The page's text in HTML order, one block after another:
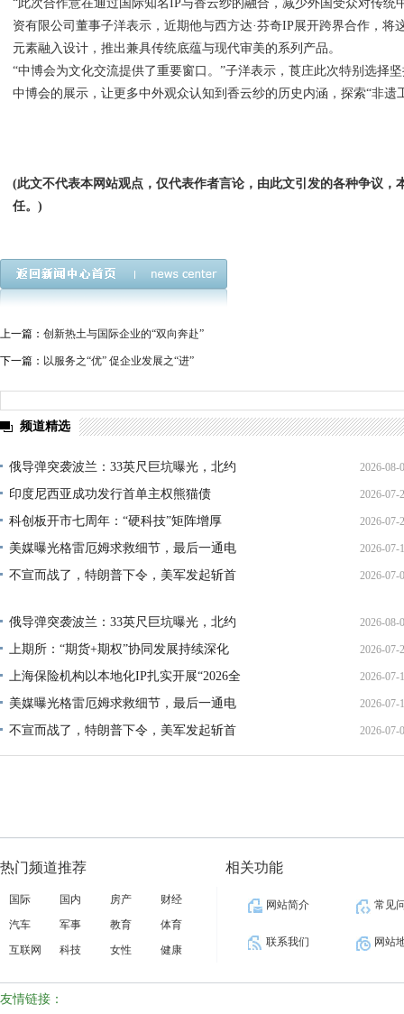
“此次合作意在通过国际知名IP与香云纱的融合，减少外国受众对传统
资有限公司董事子洋表示，近期他与西方达·芬奇IP展开跨界合作，将
元素融入设计，推出兼具传统底蕴与现代审美的系列产品。
“中博会为文化交流提供了重要窗口。”子洋表示，莨庄此次特别选择
中博会的展示，让更多中外观众认知到香云纱的历史内涵，探索“非遗
(此文不代表本网站观点，仅代表作者言论，由此文引发的各种争议，
任。)
上一篇： 创新热土与国际企业的“双向奔赴”
下一篇： 以服务之“优” 促企业发展之“进”
频道精选
俄导弹突袭波兰：33英尺巨坑曝光，北约 2026-08-
印度尼西亚成功发行首单主权熊猫债 2026-07-
科创板开市七周年：“硬科技”矩阵增厚 2026-07-
美媒曝光格雷厄姆求救细节，最后一通电 2026-07-
不宣而战了，特朗普下令，美军发起斩首 2026-07-
俄导弹突袭波兰：33英尺巨坑曝光，北约 2026-08-
上期所：“期货+期权”协同发展持续深化 2026-07-
上海保险机构以本地化IP扎实开展“2026全 2026-07-
美媒曝光格雷厄姆求救细节，最后一通电 2026-07-
不宣而战了，特朗普下令，美军发起斩首 2026-07-
热门频道推荐
国际 国内 房产
财经
汽车
军事 教育
体育
互联网
科技 女性 健康
相关功能
网站简介 常见
联系我们 网站
友情链接：